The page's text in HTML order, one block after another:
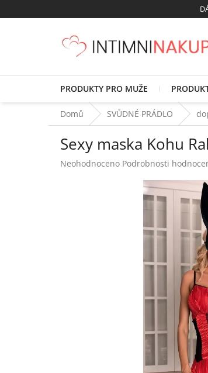
na
PRODUKTY PRO MUŽE
Domů SVŮDNÉ PRÁDLO
Sexy maska Kohu
Průměrné
Neohodnoceno Podrobnosti